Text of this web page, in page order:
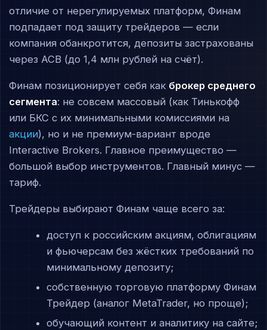
отличие от нерегулируемых платформ, Финам
подпадает под защиту трейдеров — если
компания обанкротится, депозиты застрахованы
через АСВ (до 1,4 млн рублей на счёт).
Финам позиционирует себя как брокер среднего
сегмента: не совсем массовый (как Тинькофф
или БКС с их минимальными комиссиями на
акции), но и не премиум-вариант вроде
Interactive Brokers. Главное преимущество —
большой выбор инструментов. Главный минус —
тариф.
Трейдеры выбирают Финам чаще всего за:
доступ к российским акциям, облигациям
и фьючерсам без жёстких требований по
минимальному депозиту;
собственную торговую платформу Финам
Трейдер (аналог MetaTrader, но проще);
обучающий контент и аналитику на сайте;